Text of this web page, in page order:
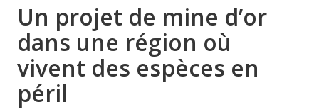
Un projet de mine d’or
dans une région où
vivent des espèces en
péril